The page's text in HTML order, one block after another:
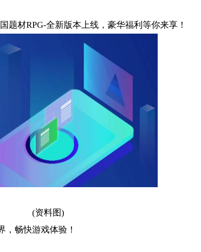
题材RPG-全新版本上线，豪华福利等你来享！
(资料图)
，畅快游戏体验！
热血传奇：佩戴要求特殊的绝版战士装备——天之黑铁头盔 《和家亲》监控摄像头连接手机教程